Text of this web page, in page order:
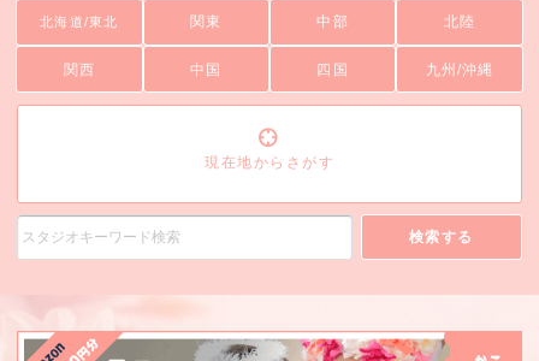
北海道/東北 関東 中部 北陸
関西 中国 四国 九州/沖縄
現在地からさがす
検索する